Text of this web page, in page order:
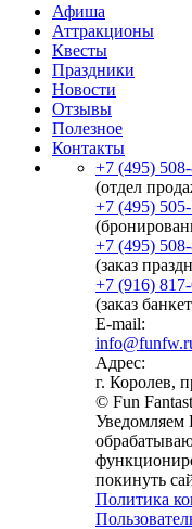
Афиша
Аттракционы
Квесты
Праздники
Новости
Отзывы
Полезное
Контакты
+7 (495)
(отдел
+7 (495)
+7 (495)
(заказ
+7 (916)
(заказ
E-mail:
Адрес:
г. Королев,
© Fun
Уведомляем
покинуть
Политика